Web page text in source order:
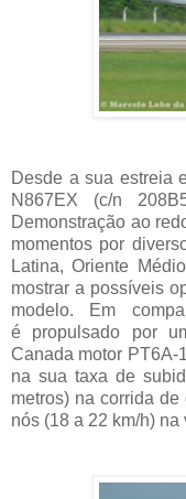
Desde a sua estreia
N867EX (c/n
Demonstração ao
momentos por
Latina, Oriente
mostrar a possíveis
modelo. Em
é propulsado por
Canada motor PT6A-
na sua taxa de
metros) na corrida
nós (18 a 22 km/h)